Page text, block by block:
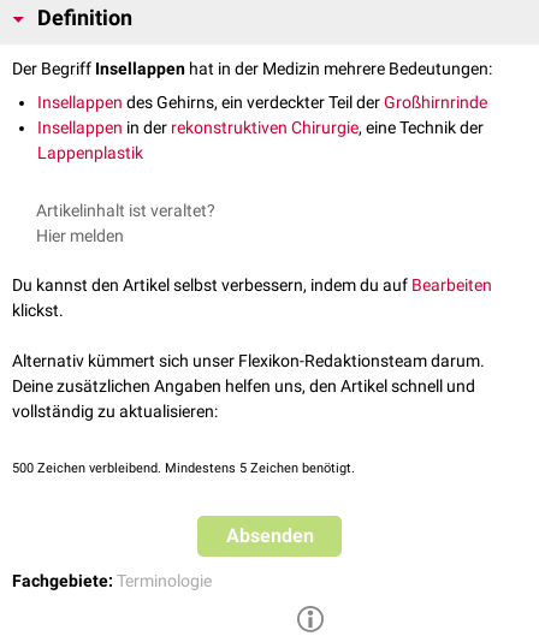
Definition
Der Begriff Insellappen hat in der Medizin mehrere Bedeutungen:
Insellappen des Gehirns, ein verdeckter Teil derGroßhirnrinde
Insellappen in der rekonstruktiven Chirurgie, eine Technik der
Lappenplastik
Artikelinhalt ist veraltet?
Hier melden
Du kannst den Artikel selbst verbessern, indem du auf Bearbeiten
klickst.
Alternativ kümmert sich unser Flexikon-Redaktionsteam darum.
Deine zusätzlichen Angaben helfen uns, den Artikel schnell und
vollständig zu aktualisieren:
500 Zeichen verbleibend. Mindestens 5 Zeichen benötigt.
Absenden
Fachgebiete: Terminologie